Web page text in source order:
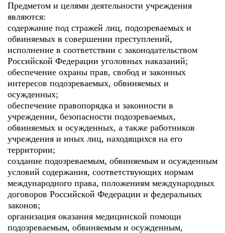
Предметом и целями деятельности учреждения
являются:
содержание под стражей лиц, подозреваемых и
обвиняемых в совершении преступлений,
исполнение в соответствии с законодательством
Российской Федерации уголовных наказаний;
обеспечение охраны прав, свобод и законных
интересов подозреваемых, обвиняемых и
осужденных;
обеспечение правопорядка и законности в
учреждении, безопасности подозреваемых,
обвиняемых и осужденных, а также работников
учреждения и иных лиц, находящихся на его
территории;
создание подозреваемым, обвиняемым и осужденным
условий содержания, соответствующих нормам
международного права, положениям международных
договоров Российской Федерации и федеральных
законов;
организация оказания медицинской помощи
подозреваемым, обвиняемым и осужденным,